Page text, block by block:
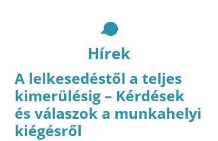
Hírek
A lelkesedéstől a teljes
kimerülésig – Kérdések
és válaszok a munkahelyi
kiégésről